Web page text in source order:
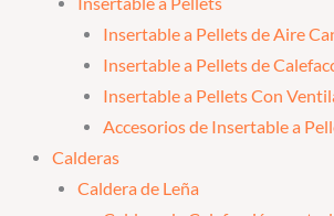
Insertable a Pellets de Aire
Insertable a Pellets de
Insertable a Pellets Con
Accesorios de Insertable a
Calderas
Caldera de Leña